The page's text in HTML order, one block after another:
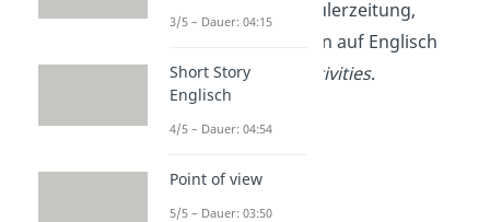
Sportvereine, Schülerzeitung,
Theater-AG) heißen auf Englisch
extracurricular activities.
3/5 – Dauer: 04:15
Short Story
Englisch
4/5 – Dauer: 04:54
Point of view
5/5 – Dauer: 03:50